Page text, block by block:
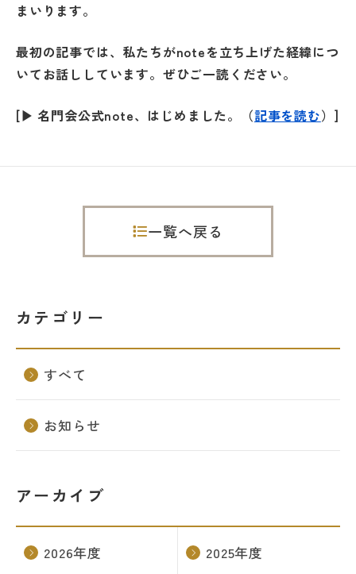
資料請求・お問い合わせ
企業・メディアの方はこちら
まいります。
最初の記事では、私たちがnoteを立ち上げた経緯につ
いてお話ししています。ぜひご一読ください。
[▶ 名門会公式note、はじめました。（記事を読む）]
一覧へ戻る
カテゴリー
すべて
お知らせ
アーカイブ
2026年度 2025年度